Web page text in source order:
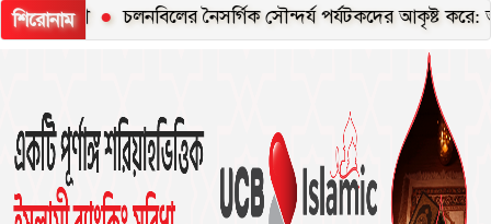
শিরোনামচলনবিলের নৈসর্গিক সৌন্দর্য পর্যটকদের আকৃষ্ট করে: আফরোজা